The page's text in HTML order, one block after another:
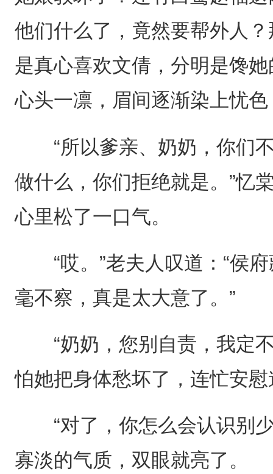
他们什么了，竟然要帮外人
是真心喜欢文倩，分明是馋
心头一凛，眉间逐渐染上忧
“所以爹亲、奶奶，你们不
做什么，你们拒绝就是。”忆
心里松了一口气。
“哎。”老夫人叹道：“侯府
毫不察，真是太大意了。”
“奶奶，您别自责，我定不
怕她把身体愁坏了，连忙安慰
“对了，你怎么会认识别少
寡淡的气质，双眼就亮了。